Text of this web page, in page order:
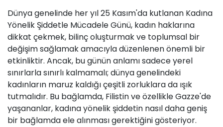
Dünya genelinde her yıl 25 Kasım'da kutlanan Kadına
Yönelik Şiddetle Mücadele Günü, kadın haklarına
dikkat çekmek, bilinç oluşturmak ve toplumsal bir
değişim sağlamak amacıyla düzenlenen önemli bir
etkinliktir. Ancak, bu günün anlamı sadece yerel
sınırlarla sınırlı kalmamalı; dünya genelindeki
kadınların maruz kaldığı çeşitli zorluklara da ışık
tutmalıdır. Bu bağlamda, Filistin ve özellikle Gazze'de
yaşananlar, kadına yönelik şiddetin nasıl daha geniş
bir bağlamda ele alınması gerektiğini gösteriyor.